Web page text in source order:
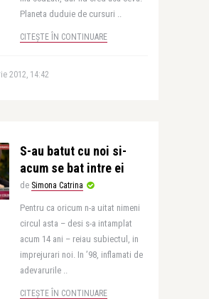
Planeta duduie de cursuri ..
CITEȘTE ÎN CONTINUARE
2012, 14:42
S-au batut cu noi si-
acum se bat intre ei
de Simona Catrina
Pentru ca oricum n-a uitat nimeni
circul asta – desi s-a intamplat
acum 14 ani – reiau subiectul, in
imprejurari noi. In ’98, inflamati de
adevarurile ..
CITEȘTE ÎN CONTINUARE